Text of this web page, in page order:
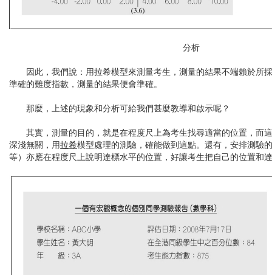
分析
因此，我們說：用拉希模型來測量考生，測量的結果不端賴於所
準確的難度指數，測量的結果便會準確。
那麼，上述的現象和分析可給我們甚麼教導和啟示呢？
其實，測量的目的，就是在程度尺上為考生找尋適當的位置，而
深淺無關，用拉希模型處理的測驗，確能做到這點。還有，安排測驗
等）亦應在程度尺上說明達標水平的位置，好讓考生把自己的位置和